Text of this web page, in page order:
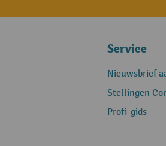
Service
Nieuwsbrief
Stellingen
Profi-gids